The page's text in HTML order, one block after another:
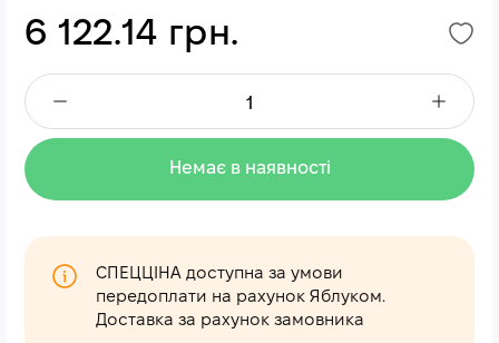
6 122.14 грн.
Немає в наявності
СПЕЦЦІНА доступна за умови
передоплати на рахунок Яблуком.
Доставка за рахунок замовника